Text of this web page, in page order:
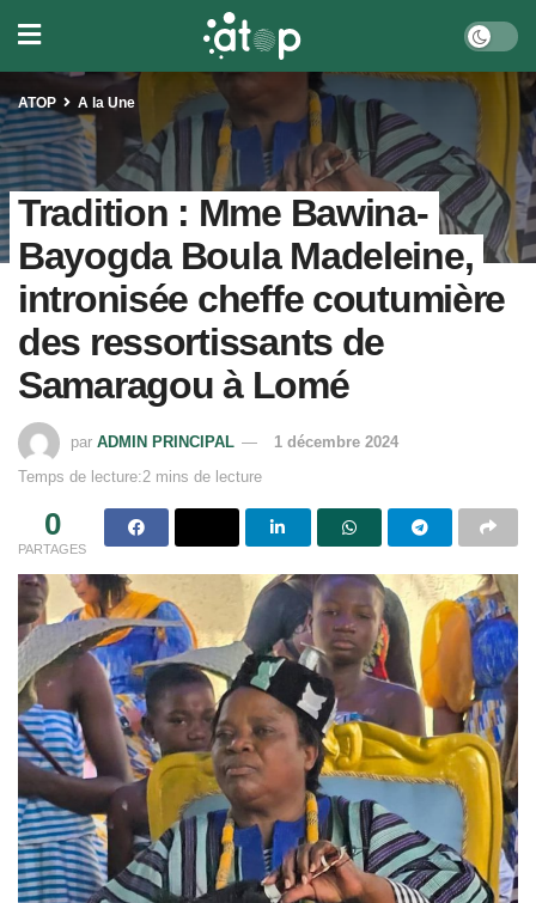
ATOP A la Une
Tradition : Mme Bawina-
Bayogda Boula Madeleine,
intronisée cheffe coutumière
des ressortissants de
Samaragou à Lomé
par ADMIN PRINCIPAL
1 décembre 2024
Temps de lecture:2 mins de lecture
0
PARTAGES